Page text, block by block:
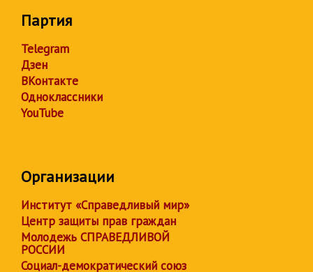
Партия
Telegram
Дзен
ВКонтакте
Одноклассники
YouTube
Организации
Институт «Справедливый мир»
Центр защиты прав граждан
Молодежь СПРАВЕДЛИВОЙ
РОССИИ
Социал-демократический союз